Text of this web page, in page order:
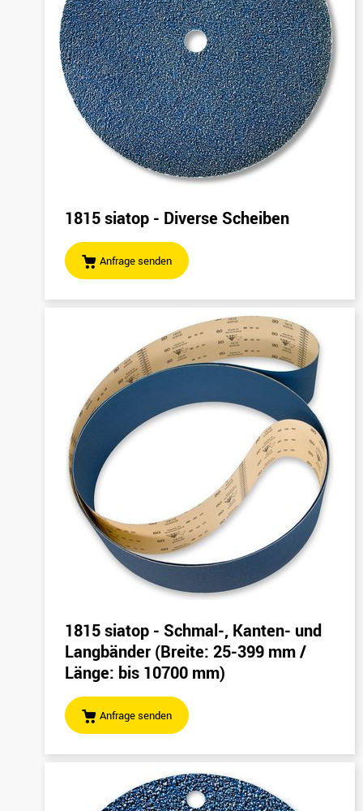
1815 siatop - Diverse Scheiben
Anfrage senden
1815 siatop - Schmal-, Kanten- und
Langbänder (Breite: 25-399 mm /
Länge: bis 10700 mm)
Anfrage senden